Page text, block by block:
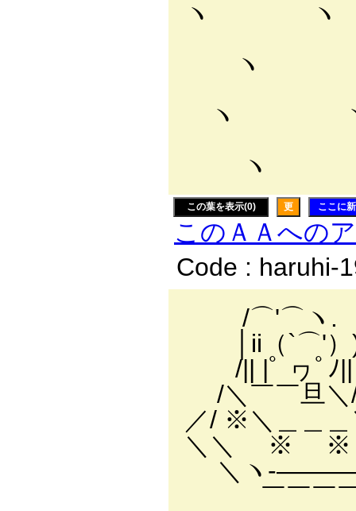
ヽ ヽ
ヽ
ヽ
ヽ
この葉を表示(0) 更 ここに
このＡＡへの
Code : haruhi-
/⌒'⌒ヽ.
│ii（`⌒'）
/|| |ﾟ ヮﾟ
/＼￣￣旦＼
／/ ※＼＿＿
＼＼ ※ ※
＼ヽ-
￣￣￣￣